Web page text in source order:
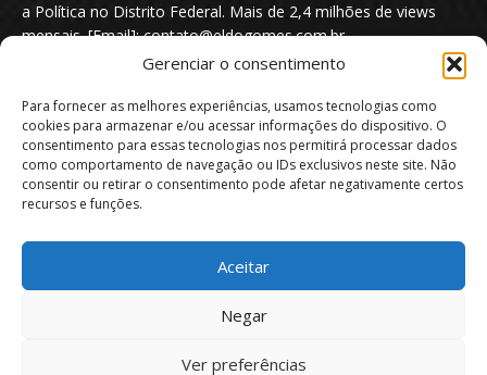
Gerenciar o consentimento
Para fornecer as melhores experiências, usamos tecnologias como
cookies para armazenar e/ou acessar informações do dispositivo. O
consentimento para essas tecnologias nos permitirá processar dados
como comportamento de navegação ou IDs exclusivos neste site. Não
consentir ou retirar o consentimento pode afetar negativamente certos
recursos e funções.
Aceitar
Negar
Ver preferências
a Política no Distrito Federal. Mais de 2,4 milhões de views
mensais. [Email]: contato@eldogomes.com.br
Portal EldoGomes.com.br | Entre os Blogs mais lidos de Brasília/DF. |
Quem é “Eldo Gomes” Política de privacidade